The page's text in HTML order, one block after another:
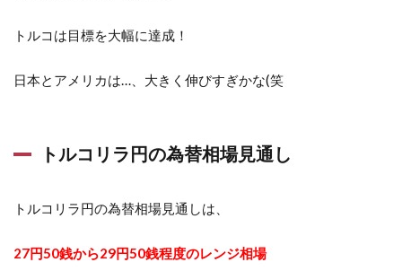
トルコは目標を大幅に達成！
日本とアメリカは…、大きく伸びすぎかな(笑
トルコリラ円の為替相場見通し
トルコリラ円の為替相場見通しは、
27円50銭から29円50銭程度のレンジ相場